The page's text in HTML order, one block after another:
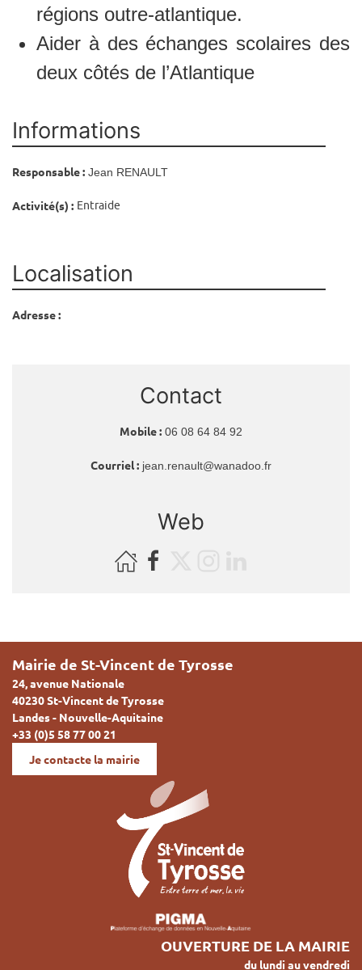
régions outre-atlantique.
Aider à des échanges scolaires des
deux côtés de l’Atlantique
Informations
Responsable : Jean RENAULT
Activité(s) : Entraide
Localisation
Adresse :
Contact
Mobile : 06 08 64 84 92
Courriel : jean.renault@wanadoo.fr
Web
Mairie de St-Vincent de Tyrosse
24, avenue Nationale
40230 St-Vincent de Tyrosse
Landes - Nouvelle-Aquitaine
+33 (0)5 58 77 00 21
Je contacte la mairie
OUVERTURE DE LA MAIRIE
du lundi au vendredi